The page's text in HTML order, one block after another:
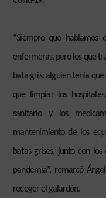
“Siempre que hablamos
enfermeras, pero los que
bata gris: alguien tenía
que limpiar los
sanitario y los
mantenimiento de los
batas grises, junto con
pandemia”, remarcó
recoger el galardón.